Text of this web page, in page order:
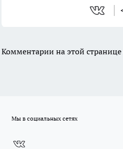
Комментарии на этой
Мы в социальных сетях